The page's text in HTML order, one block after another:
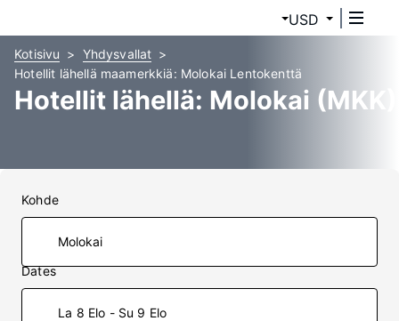
USD
Kotisivu
Yhdysvallat
Hotellit lähellä maamerkkiä: Molokai Lentokenttä
Hotellit lähellä: Molokai (MKK)
Kohde
Dates
La 8 Elo - Su 9 Elo